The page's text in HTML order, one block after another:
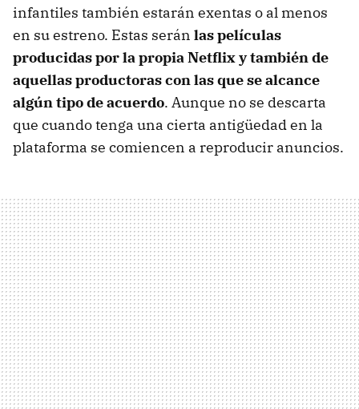
infantiles también estarán exentas o al menos
en su estreno. Estas serán las películas
producidas por la propia Netflix y también de
aquellas productoras con las que se alcance
algún tipo de acuerdo. Aunque no se descarta
que cuando tenga una cierta antigüedad en la
plataforma se comiencen a reproducir anuncios.